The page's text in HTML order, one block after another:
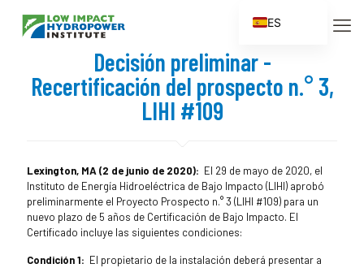
Decisión preliminar -
Recertificación del prospecto n.° 3,
LIHI #109
Lexington, MA (2 de junio de 2020): El 29 de mayo de 2020, el
Instituto de Energía Hidroeléctrica de Bajo Impacto (LIHI) aprobó
preliminarmente el Proyecto Prospecto n.° 3 (LIHI #109) para un
nuevo plazo de 5 años de Certificación de Bajo Impacto. El
Certificado incluye las siguientes condiciones:
Condición 1: El propietario de la instalación deberá presentar a
ES